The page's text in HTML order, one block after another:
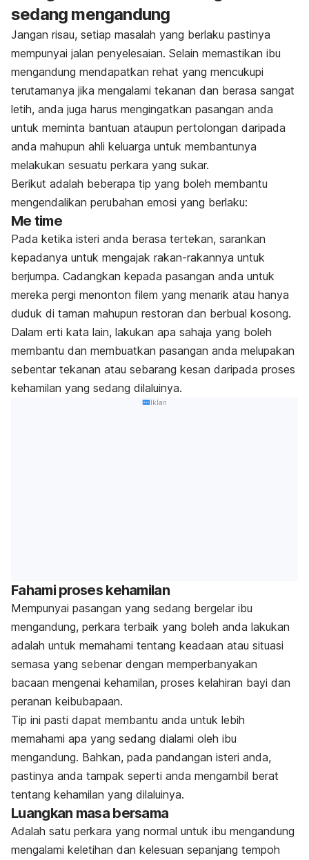
sedang mengandung
Jangan risau, setiap masalah yang berlaku pastinya
mempunyai jalan penyelesaian. Selain memastikan ibu
mengandung mendapatkan rehat yang mencukupi
terutamanya jika mengalami tekanan dan berasa sangat
letih, anda juga harus mengingatkan pasangan anda
untuk meminta bantuan ataupun pertolongan daripada
anda mahupun ahli keluarga untuk membantunya
melakukan sesuatu perkara yang sukar.
Berikut adalah beberapa tip yang boleh membantu
mengendalikan perubahan emosi yang berlaku:
Me time
Pada ketika isteri anda berasa tertekan, sarankan
kepadanya untuk mengajak rakan-rakannya untuk
berjumpa. Cadangkan kepada pasangan anda untuk
mereka pergi menonton filem yang menarik atau hanya
duduk di taman mahupun restoran dan berbual kosong.
Dalam erti kata lain, lakukan apa sahaja yang boleh
membantu dan membuatkan pasangan anda melupakan
sebentar tekanan atau sebarang kesan daripada proses
kehamilan yang sedang dilaluinya.
Iklan
Fahami proses kehamilan
Mempunyai pasangan yang sedang bergelar ibu
mengandung, perkara terbaik yang boleh anda lakukan
adalah untuk memahami tentang keadaan atau situasi
semasa yang sebenar dengan memperbanyakan
bacaan mengenai kehamilan, proses kelahiran bayi dan
peranan keibubapaan.
Tip ini pasti dapat membantu anda untuk lebih
memahami apa yang sedang dialami oleh ibu
mengandung. Bahkan, pada pandangan isteri anda,
pastinya anda tampak seperti anda mengambil berat
tentang kehamilan yang dilaluinya.
Luangkan masa bersama
Adalah satu perkara yang normal untuk ibu mengandung
mengalami keletihan dan kelesuan sepanjang tempoh